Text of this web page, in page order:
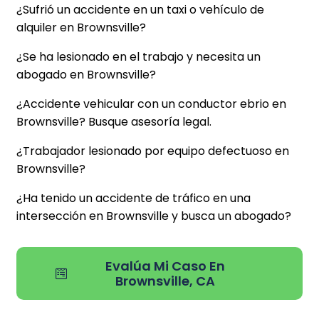
¿Sufrió un accidente en un taxi o vehículo de
alquiler en Brownsville?
¿Se ha lesionado en el trabajo y necesita un
abogado en Brownsville?
¿Accidente vehicular con un conductor ebrio en
Brownsville? Busque asesoría legal.
¿Trabajador lesionado por equipo defectuoso en
Brownsville?
¿Ha tenido un accidente de tráfico en una
intersección en Brownsville y busca un abogado?
Evalúa Mi Caso En
Brownsville, CA